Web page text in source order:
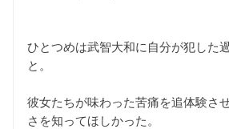
ひとつめは武智大和に自分が犯した
と。
彼女たちが味わった苦痛を追体験さ
さを知ってほしかった。